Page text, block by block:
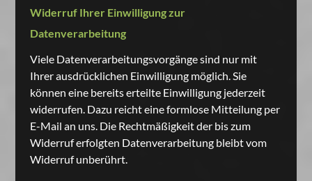
Widerruf Ihrer Einwilligung zur
Datenverarbeitung
Viele Datenverarbeitungsvorgänge sind nur mit
Ihrer ausdrücklichen Einwilligung möglich. Sie
können eine bereits erteilte Einwilligung jederzeit
widerrufen. Dazu reicht eine formlose Mitteilung per
E-Mail an uns. Die Rechtmäßigkeit der bis zum
Widerruf erfolgten Datenverarbeitung bleibt vom
Widerruf unberührt.